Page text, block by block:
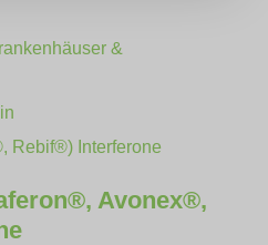
&
Rebif®) Interferone
Avonex®,